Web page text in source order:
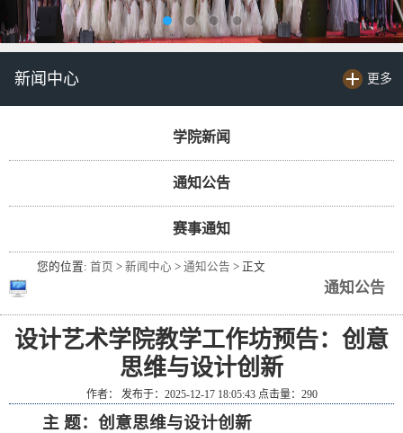
更多
新闻中心
学院新闻
通知公告
赛事通知
通知公告
您的位置: 首页 > 新闻中心 > 通知公告 > 正文
设计艺术学院教学工作坊预告：创意
思维与设计创新
作者： 发布于：2025-12-17 18:05:43 点击量： 290
主 题：创意思维与设计创新